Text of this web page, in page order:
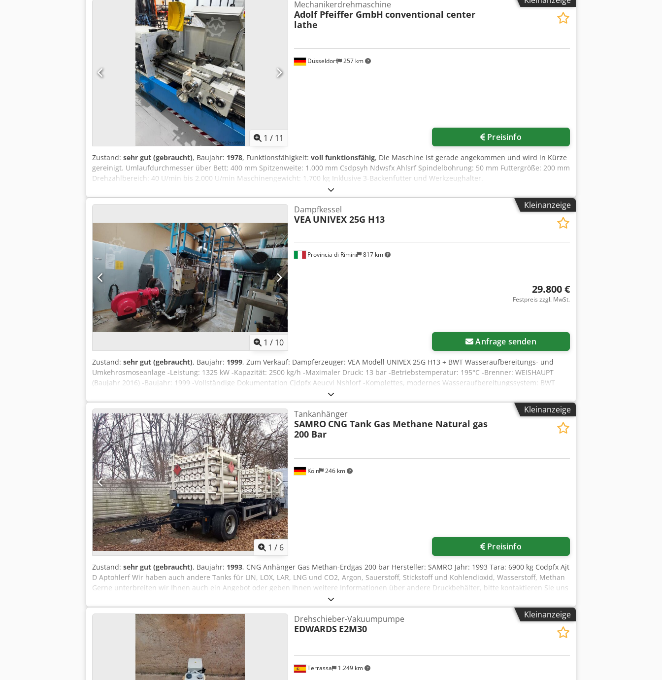
1 / 11
Düsseldorf 257 km
Mechanikerdrehmaschine
Adolf Pfeiffer GmbH conventional center
lathe
Preisinfo
Zustand: sehr gut (gebraucht), Baujahr: 1978, Funktionsfähigkeit: voll funktionsfähig, Die Maschine ist gerade angekommen und wird in Kürze
gereinigt. Umlaufdurchmesser über Bett: 400 mm Spitzenweite: 1.000 mm Csdpsyh Ndwsfx Ahlsrf Spindelbohrung: 50 mm Futtergröße: 200 mm
Drehzahlbereich: 40 U/min bis 2.000 U/min Maschinengewicht: 1.700 kg Inklusive 3-Backenfutter und Werkzeughalter.
Kleinanzeige
1 / 10
Provincia di Rimini 817 km
Dampfkessel
VEA UNIVEX 25G H13
29.800 €
Festpreis zzgl. MwSt.
Anfrage senden
Zustand: sehr gut (gebraucht), Baujahr: 1999, Zum Verkauf: Dampferzeuger: VEA Modell UNIVEX 25G H13 + BWT Wasseraufbereitungs- und
Umkehrosmoseanlage -Leistung: 1325 kW -Kapazität: 2500 kg/h -Maximaler Druck: 13 bar -Betriebstemperatur: 195°C -Brenner: WEISHAUPT
(Baujahr 2016) -Baujahr: 1999 -Vollständige Dokumentation Cjdpfx Aeucvi Nshlorf -Komplettes, modernes Wasseraufbereitungssystem: BWT
Tag: Dampfkessel, Dampferzeuger, Industriekessel, Wasseraufbereitung, Ölbrenner, Dampfanlage, Energieindustrie, Wartungsfreies System
Kleinanzeige
1 / 6
Köln 246 km
Tankanhänger
SAMRO CNG Tank Gas Methane Natural gas
200 Bar
Preisinfo
Zustand: sehr gut (gebraucht), Baujahr: 1993, CNG Anhänger Gas Methan-Erdgas 200 bar Hersteller: SAMRO Jahr: 1993 Tara: 6900 kg Codpfx Ajt
D Aptohlerf Wir haben auch andere Tanks für LIN, LOX, LAR, LNG und CO2, Argon, Sauerstoff, Stickstoff und Kohlendioxid, Wasserstoff, Methan
Gerne unterbreiten wir Ihnen auch ein Angebot oder geben Ihnen weitere Informationen über andere Druckbehälter, bitte kontaktieren Sie uns
Kleinanzeige
Terrassa 1.249 km
Drehschieber-Vakuumpumpe
EDWARDS E2M30